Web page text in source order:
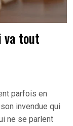
va tout
parfois en
invendue qui
ne se parlent